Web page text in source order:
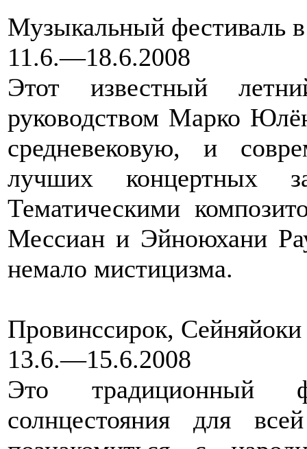
Музыкальный фестиваль
11.6.—18.6.2008
Этот известный
руководством Марко
средневековую, и
лучших концертных
Тематическими
Мессиан и Эйноюхани
немало мистицизма.
Провинссирок, Сейняйоки
13.6.—15.6.2008
Это традиционный
солнцестояния для